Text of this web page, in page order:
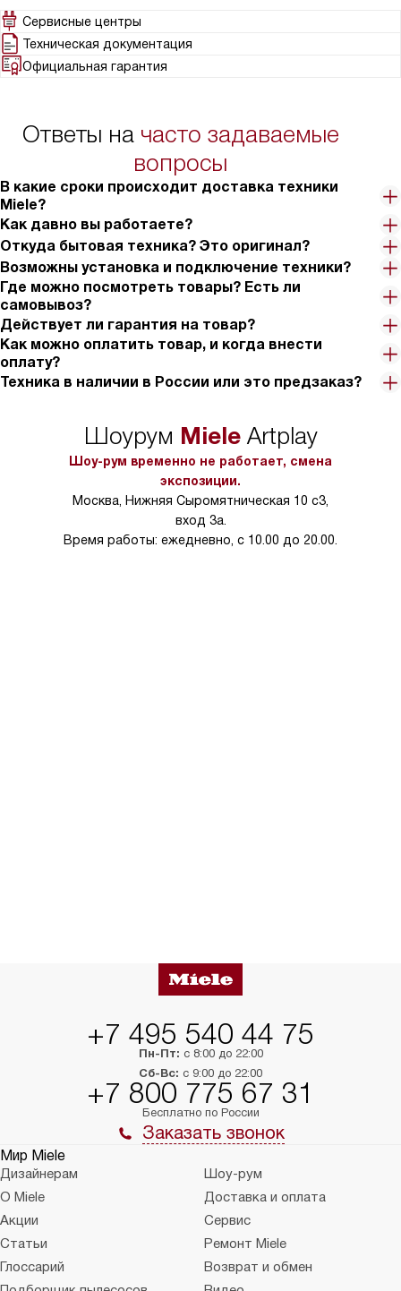
сушки SensorDry и технологии EcoPower. Это позволяет мне не
беспокоиться о потреблении энергии и воды, машина сама
оптимизирует эти процессы. Также стоит отметить наличие 9
различных программ мытья, среди которых можно выбрать
Индикатор остаточного времени и возможность отложенного
старта позволяют планировать свое время. Были случаи, когда
я запускал машину перед выходом из дома, и к моему приходу
все было уже готово - чистая и сухая посуда ждала меня
внутри.
Панель управления скрытая, что придает машине элегантность
и современность. Управлять ей очень просто и удобно, все
кнопки интуитивно понятны.
Вместимость в 14 комплектов посуды позволяет загружать
большое количество посуды одновременно, что очень удобно,
особенно когда приходят гости. Однажды, после большого
семейного ужина, я загрузил всю грязную посуду и был приятно
В общем, я доволен покупкой и советую всем, кто ценит
комфорт, эффективность и качество.
Сервисные центры
Техническая документация
Официальная гарантия
Ответы на часто задаваемые
вопросы
В какие сроки происходит доставка техники
Miele?
Как давно вы работаете?
Откуда бытовая техника? Это оригинал?
Возможны установка и подключение техники?
Где можно посмотреть товары? Есть ли
самовывоз?
Действует ли гарантия на товар?
Как можно оплатить товар, и когда внести
оплату?
Техника в наличии в России или это предзаказ?
Шоурум MieleArtplay
Шоу-рум временно не работает, смена
экспозиции.
Москва, Нижняя Сыромятническая 10 с3,
вход 3а.
Время работы: ежедневно, с 10.00 до 20.00.
+7 495 540 44 75
Пн-Пт: с 8:00 до 22:00
Сб-Вс: с 9:00 до 22:00
+7 800 775 67 31
Бесплатно по России
Заказать звонок
Мир Miele
Дизайнерам
Шоу-рум
О Miele
Доставка и оплата
Акции
Сервис
Статьи
Ремонт Miele
Глоссарий
Возврат и обмен